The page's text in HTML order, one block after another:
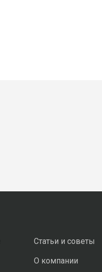
Статьи и советы
О компании